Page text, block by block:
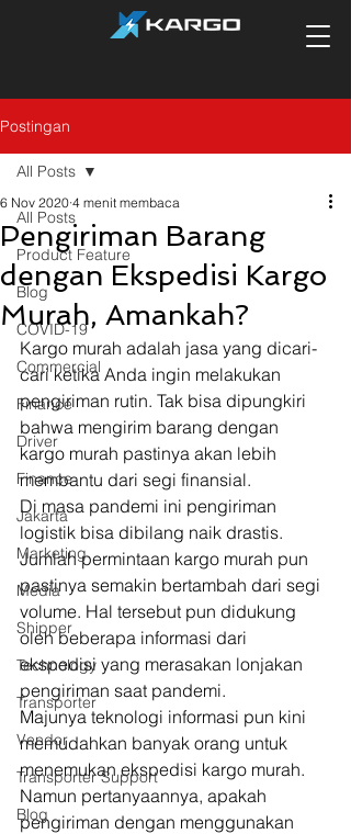
Postingan
All Posts
Product Feature
Blog
COVID-19
Commercial
Finance
Driver
Finance
Jakarta
Marketing
Media
Shipper
Technology
Transporter
Vendor
Transporter Support
Blog
All Posts
Pengiriman Barang
dengan Ekspedisi Kargo
Murah, Amankah?
6 Nov 2020 4 menit membaca
Kargo murah adalah jasa yang dicari-
cari ketika Anda ingin melakukan
pengiriman rutin. Tak bisa dipungkiri
bahwa mengirim barang dengan
kargo murah pastinya akan lebih
membantu dari segi finansial.
Di masa pandemi ini pengiriman
logistik bisa dibilang naik drastis.
Jumlah permintaan kargo murah pun
pastinya semakin bertambah dari segi
volume. Hal tersebut pun didukung
oleh beberapa informasi dari
ekspedisi yang merasakan lonjakan
pengiriman saat pandemi.
Majunya teknologi informasi pun kini
memudahkan banyak orang untuk
menemukan ekspedisi kargo murah.
Namun pertanyaannya, apakah
pengiriman dengan menggunakan